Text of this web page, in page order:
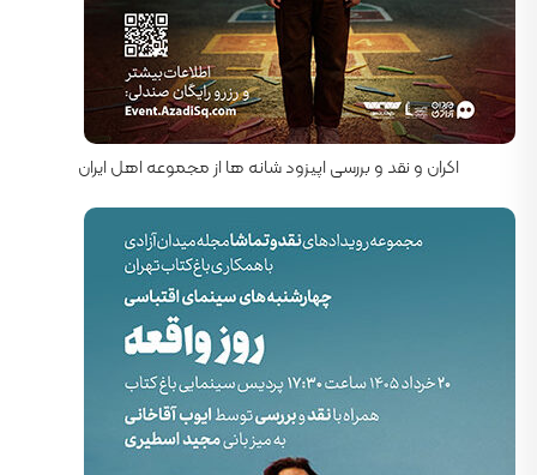
کارگردان: محمد اسفندیاری
اکران و نقد و بررسی اپیزود شانه ها از مجموعه اهل ایران